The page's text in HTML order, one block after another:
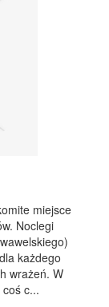
miejsce
Noclegi
każdego
wrażeń. W
c...